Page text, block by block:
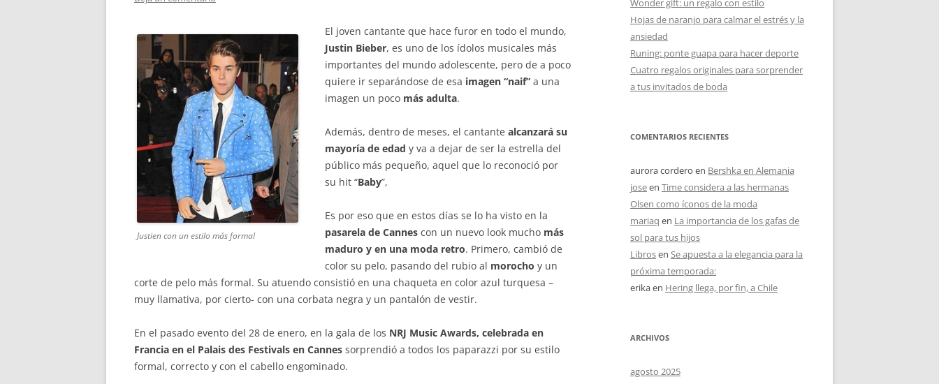
Justien con un estilo más formal
El joven cantante que hace furor en todo el mundo,
Justin Bieber, es uno de los ídolos musicales más
importantes del mundo adolescente, pero de a poco
quiere ir separándose de esa imagen “naif” a una
imagen un poco más adulta.
Además, dentro de meses, el cantante alcanzará su
mayoría de edad y va a dejar de ser la estrella del
público más pequeño, aquel que lo reconoció por
su hit “Baby”,
Es por eso que en estos días se lo ha visto en la
pasarela de Cannes con un nuevo look mucho más
maduro y en una moda retro. Primero, cambió de
color su pelo, pasando del rubio al morocho y un
corte de pelo más formal. Su atuendo consistió en una chaqueta en color azul turquesa –
muy llamativa, por cierto- con una corbata negra y un pantalón de vestir.
En el pasado evento del 28 de enero, en la gala de los NRJ Music Awards, celebrada en
Francia en el Palais des Festivals en Cannes sorprendió a todos los paparazzi por su estilo
formal, correcto y con el cabello engominado.
Wonder gift: un regalo con estilo
Hojas de naranjo para calmar el estrés y la
ansiedad
Runing: ponte guapa para hacer deporte
Cuatro regalos originales para sorprender
a tus invitados de boda
COMENTARIOS RECIENTES
aurora cordero en Bershka en Alemania
joseen Time considera a las hermanas
Olsen como íconos de la moda
mariaq en La importancia de los gafas de
sol para tus hijos
Librosen Se apuesta a la elegancia para la
próxima temporada:
erikaen Hering llega, por fin, a Chile
ARCHIVOS
agosto 2025